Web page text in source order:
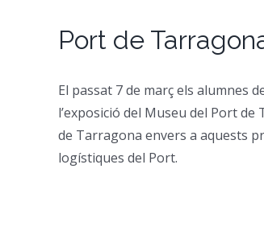
Port de
El passat 7 de març els alumnes
l’exposició del Museu del Port
de Tarragona envers a aquests
logístiques del Port.